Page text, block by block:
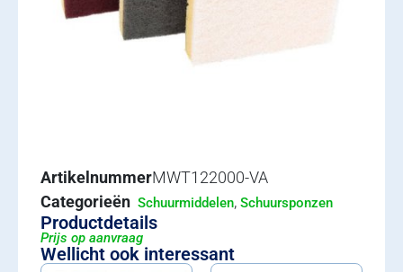
ArtikelnummerMWT122000-VA
Categorieën Schuurmiddelen, Schuursponzen
Productdetails
Prijs op aanvraag
Wellicht ook interessant